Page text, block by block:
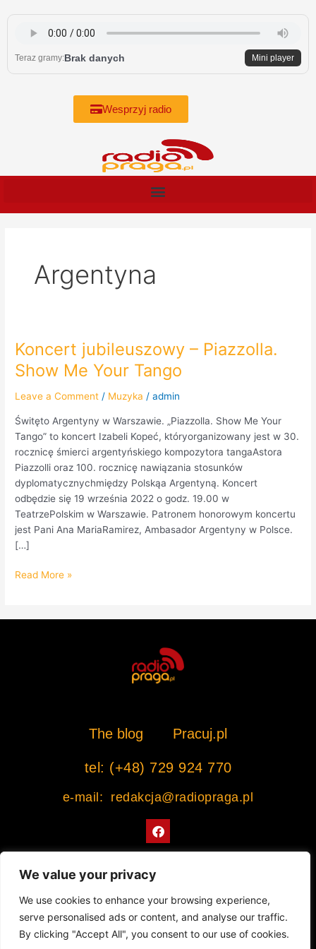
We value your privacy
We use cookies to enhance your browsing experience,
serve personalised ads or content, and analyse our traffic.
By clicking "Accept All", you consent to our use of cookies.
content
Teraz gramy:Brak danych Mini player
Wesprzyj radio
Argentyna
Koncert jubileuszowy – Piazzolla.
Show Me Your Tango
Leave a Comment / Muzyka /admin
Świtęto Argentyny w Warszawie. „Piazzolla. Show Me Your
Tango” to koncert Izabeli Kopeć, któryorganizowany jest w 30.
rocznicę śmierci argentyńskiego kompozytora tangaAstora
Piazzolli oraz 100. rocznicę nawiązania stosunków
dyplomatycznychmiędzy Polskąa Argentyną. Koncert
odbędzie się 19 września 2022 o godz. 19.00 w
TeatrzePolskim w Warszawie. Patronem honorowym koncertu
jest Pani Ana MariaRamirez, Ambasador Argentyny w Polsce.
[…]
Koncert
jubileuszowy
–
Piazzolla.
Me
Your
Tango
Read More »
The blog Pracuj.pl
tel: (+48) 729 924 770
e-mail: redakcja@radiopraga.pl
F
a
c
o
k
Współpracujemy z Muzeum Warszawskiej Pragi
© 2022 All rights Reserved. Radiopraga.pl